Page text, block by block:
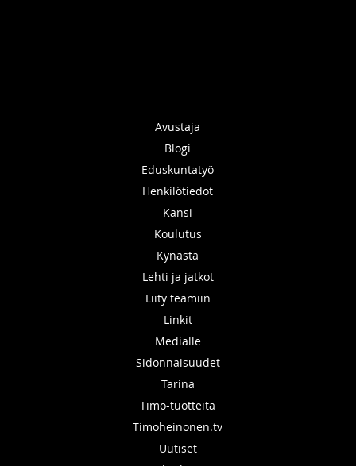
Avustaja
Blogi
Eduskuntatyö
Henkilötiedot
Kansi
Koulutus
Kynästä
Lehti ja jatkot
Liity teamiin
Linkit
Medialle
Sidonnaisuudet
Tarina
Timo-tuotteita
Timoheinonen.tv
Uutiset